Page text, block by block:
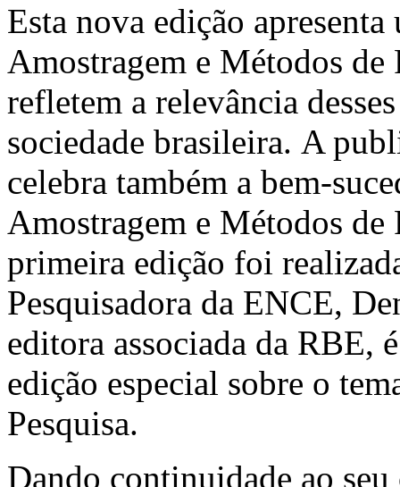
Esta nova edição
Amostragem e Métodos de
refletem a relevância
sociedade brasileira. A
celebra também a bem-
Amostragem e Métodos
primeira edição foi
Pesquisadora da ENCE,
editora associada da RBE,
edição especial sobre o
Pesquisa.
Dando continuidade ao